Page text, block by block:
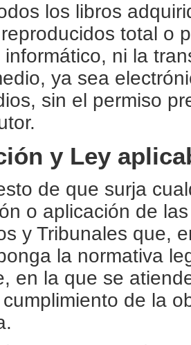
los libros
total o
ni la
ya sea
sin el permiso
y Ley
de que surja
o aplicación de
y Tribunales que,
la normativa
en la que se
de la